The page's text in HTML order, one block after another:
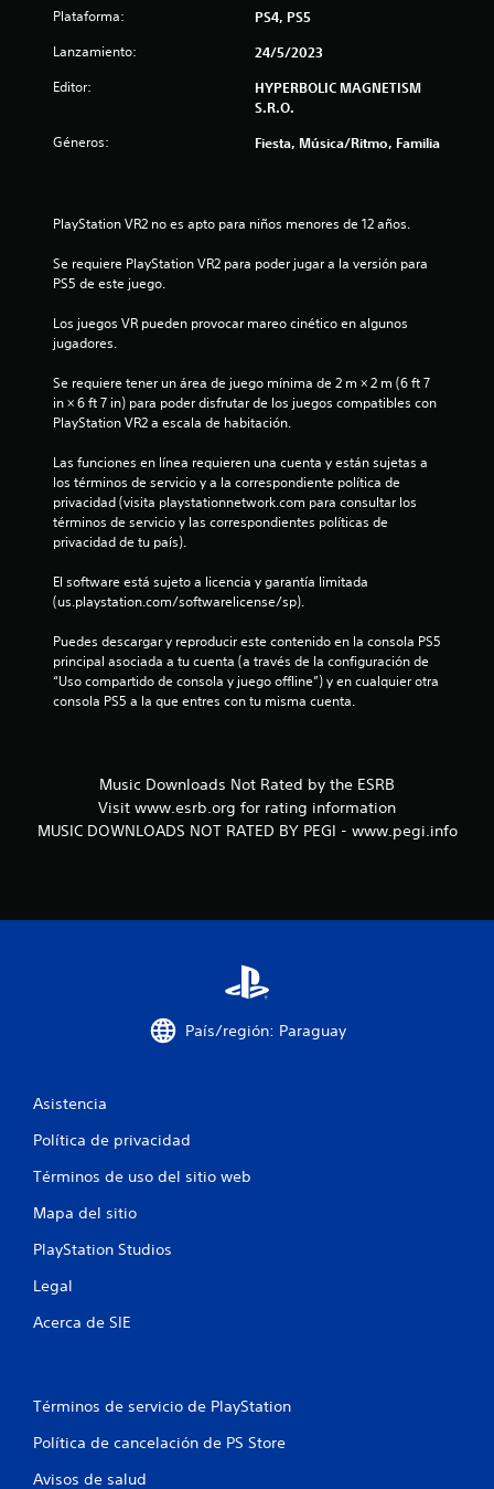
Plataforma: PS4, PS5
Lanzamiento: 24/5/2023
Editor:
HYPERBOLIC MAGNETISM
S.R.O.
Géneros: Fiesta, Música/Ritmo, Familia
PlayStation VR2 no es apto para niños menores de 12 años.
Se requiere PlayStation VR2 para poder jugar a la versión para
PS5 de este juego.
Los juegos VR pueden provocar mareo cinético en algunos
jugadores.
Se requiere tener un área de juego mínima de 2 m × 2 m (6 ft 7
in × 6 ft 7 in) para poder disfrutar de los juegos compatibles con
PlayStation VR2 a escala de habitación.
Las funciones en línea requieren una cuenta y están sujetas a
los términos de servicio y a la correspondiente política de
privacidad (visita playstationnetwork.com para consultar los
términos de servicio y las correspondientes políticas de
privacidad de tu país).
El software está sujeto a licencia y garantía limitada
(us.playstation.com/softwarelicense/sp).
Puedes descargar y reproducir este contenido en la consola PS5
principal asociada a tu cuenta (a través de la configuración de
“Uso compartido de consola y juego offline”) y en cualquier otra
consola PS5 a la que entres con tu misma cuenta.
Music Downloads Not Rated by the ESRB
Visit www.esrb.org for rating information
MUSIC DOWNLOADS NOT RATED BY PEGI - www.pegi.info
País/región: Paraguay
Asistencia
Política de privacidad
Términos de uso del sitio web
Mapa del sitio
PlayStation Studios
Legal
Acerca de SIE
Términos de servicio de PlayStation
Política de cancelación de PS Store
Avisos de salud